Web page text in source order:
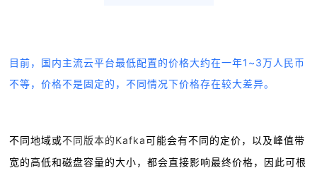
目前，国内主流云平台最低配置的价格大约在一年1~3万人民币
不等，价格不是固定的，不同情况下价格存在较大差异。
不同地域或不同版本的Kafka 可能会有不同的定价， 以及峰值带
宽的高低和磁盘容量的大小，都会直接影响最终价格，因此可根